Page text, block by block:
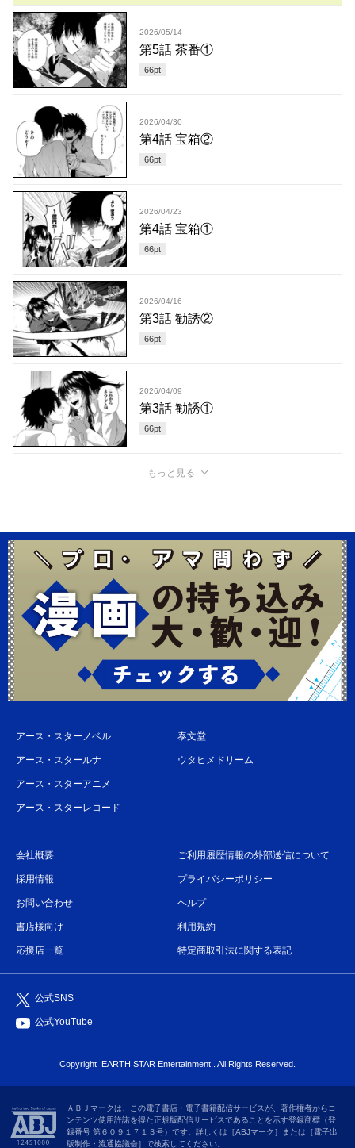
2026/05/14
第5話 茶番①
66pt
2026/04/30
第4話 宝箱②
66pt
2026/04/23
第4話 宝箱①
66pt
2026/04/16
第3話 勧誘②
66pt
2026/04/09
第3話 勧誘①
66pt
もっと見る
アース・スターノベル
アース・スタールナ
アース・スターアニメ
アース・スターレコード
泰文堂
ウタヒメドリーム
会社概要
採用情報
お問い合わせ
書店様向け
応援店一覧
ご利用履歴情報の外部送信について
プライバシーポリシー
ヘルプ
利用規約
特定商取引法に関する表記
公式SNS
公式YouTube
Copyright EARTH STAR Entertainment . All Rights Reserved.
ＡＢＪマークは、この電子書店・電子書籍配信サービスが、著作権者からコ
ンテンツ使用許諾を得た正規版配信サービスであることを示す登録商標（登
録番号 第６０９１７１３号）です。詳しくは［ABJマーク］または［電子出
版制作・流通協議会］で検索してください。